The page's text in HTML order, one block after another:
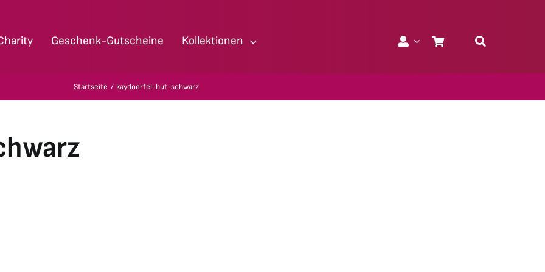
Geschenk-Gutscheine Kollektionen
Startseite kaydoerfel-hut-schwarz